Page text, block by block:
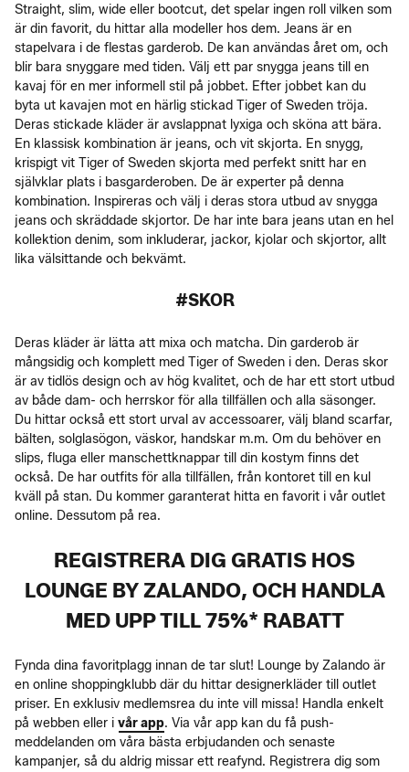
Straight, slim, wide eller bootcut, det spelar ingen roll vilken som
är din favorit, du hittar alla modeller hos dem. Jeans är en
stapelvara i de flestas garderob. De kan användas året om, och
blir bara snyggare med tiden. Välj ett par snygga jeans till en
kavaj för en mer informell stil på jobbet. Efter jobbet kan du
byta ut kavajen mot en härlig stickad Tiger of Sweden tröja.
Deras stickade kläder är avslappnat lyxiga och sköna att bära.
En klassisk kombination är jeans, och vit skjorta. En snygg,
krispigt vit Tiger of Sweden skjorta med perfekt snitt har en
självklar plats i basgarderoben. De är experter på denna
kombination. Inspireras och välj i deras stora utbud av snygga
jeans och skräddade skjortor. De har inte bara jeans utan en hel
kollektion denim, som inkluderar, jackor, kjolar och skjortor, allt
lika välsittande och bekvämt.
#SKOR
Deras kläder är lätta att mixa och matcha. Din garderob är
mångsidig och komplett med Tiger of Sweden i den. Deras skor
är av tidlös design och av hög kvalitet, och de har ett stort utbud
av både dam- och herrskor för alla tillfällen och alla säsonger.
Du hittar också ett stort urval av accessoarer, välj bland scarfar,
bälten, solglasögon, väskor, handskar m.m. Om du behöver en
slips, fluga eller manschettknappar till din kostym finns det
också. De har outfits för alla tillfällen, från kontoret till en kul
kväll på stan. Du kommer garanterat hitta en favorit i vår outlet
online. Dessutom på rea.
REGISTRERA DIG GRATIS HOS
LOUNGE BY ZALANDO, OCH HANDLA
MED UPP TILL 75%* RABATT
Fynda dina favoritplagg innan de tar slut! Lounge by Zalando är
en online shoppingklubb där du hittar designerkläder till outlet
priser. En exklusiv medlemsrea du inte vill missa! Handla enkelt
på webben eller i vår app. Via vår app kan du få push-
meddelanden om våra bästa erbjudanden och senaste
kampanjer, så du aldrig missar ett reafynd. Registrera dig som